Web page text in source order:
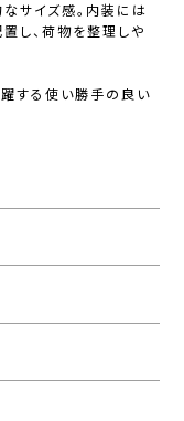
サイズ感。内装には
し、荷物を整理しや
する使い勝手の良い